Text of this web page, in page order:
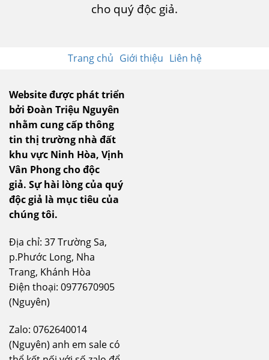
cho quý độc giả.
Trang chủ Giới thiệu Liên hệ
Website được phát triển
bởi Đoàn Triệu Nguyên
nhằm cung cấp thông
tin thị trường nhà đất
khu vực Ninh Hòa, Vịnh
Vân Phong cho độc
giả. Sự hài lòng của quý
độc giả là mục tiêu của
chúng tôi.
Địa chỉ: 37 Trường Sa,
p.Phước Long, Nha
Trang, Khánh Hòa
Điện thoại: 0977670905
(Nguyên)
Zalo: 0762640014
(Nguyên) anh em sale có